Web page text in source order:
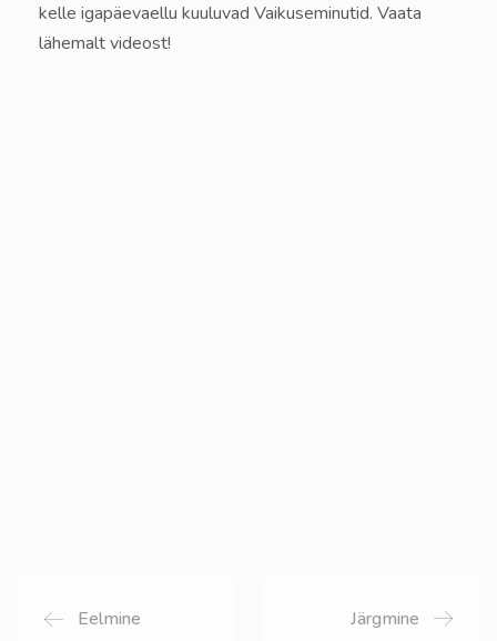
kelle igapäevaellu kuuluvad Vaikuseminutid. Vaata
lähemalt videost!
Eelmine Järgmine